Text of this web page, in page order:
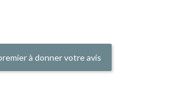
à donner votre avis